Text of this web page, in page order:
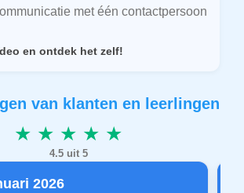
met één contactpersoon
en ontdek het zelf!
van klanten en leerlingen
★ ★ ★ ★ ★
4.5 uit 5
2026